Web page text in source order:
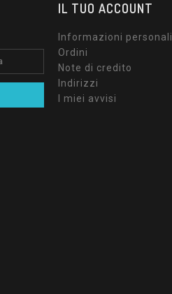
IL TUO ACCOUNT
Informazioni personali
Ordini
Note di credito
Indirizzi
I miei avvisi